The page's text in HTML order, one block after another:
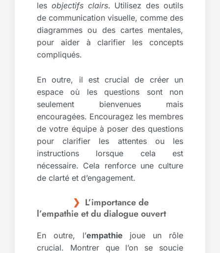
les objectifs clairs. Utilisez des outils
de communication visuelle, comme des
diagrammes ou des cartes mentales,
pour aider à clarifier les concepts
compliqués.
En outre, il est crucial de créer un
espace où les questions sont non
seulement bienvenues mais
encouragées. Encouragez les membres
de votre équipe à poser des questions
pour clarifier les attentes ou les
instructions lorsque cela est
nécessaire. Cela renforce une culture
de clarté et d’engagement.
L’importance de
l’empathie et du dialogue ouvert
En outre, l’empathie joue un rôle
crucial. Montrer que l’on se soucie